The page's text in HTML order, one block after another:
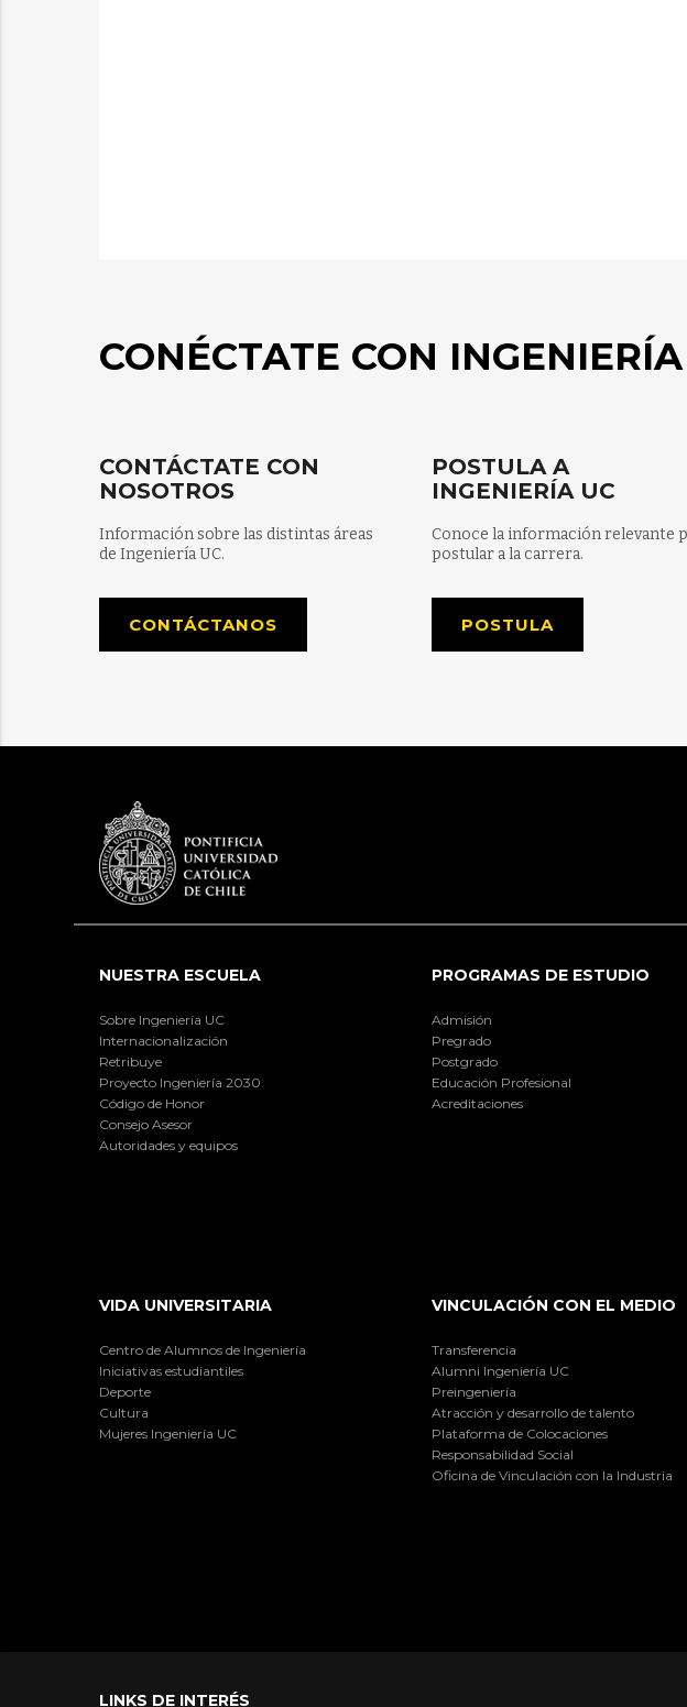
CONÉCTATE CON
CONTÁCTATE CON
NOSOTROS
Información sobre las distintas áreas
de Ingeniería UC.
CONTÁCTANOS
POSTULA A
INGENIERÍA UC
Conoce la información relevante
postular a la carrera.
POSTULA
NUESTRA ESCUELA
Sobre Ingeniería UC
Internacionalización
Retribuye
Proyecto Ingeniería 2030
Código de Honor
Consejo Asesor
Autoridades y equipos
PROGRAMAS DE ESTUDIO
Admisión
Pregrado
Postgrado
Educación Profesional
Acreditaciones
VIDA UNIVERSITARIA
Centro de Alumnos de Ingeniería
Iniciativas estudiantiles
Deporte
Cultura
Mujeres Ingeniería UC
VINCULACIÓN CON EL MEDIO
Transferencia
Alumni Ingeniería UC
Preingeniería
Atracción y desarrollo de talento
Plataforma de Colocaciones
Responsabilidad Social
Oficina de Vinculación con la Industria
LINKS DE INTERÉS